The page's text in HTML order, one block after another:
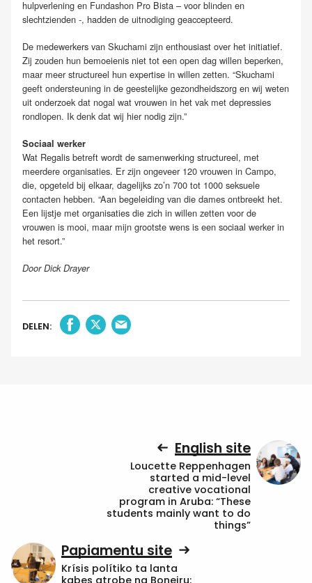
hulpverlening en Fundashon Pro Bista – voor blinden en
slechtzienden -, hadden de uitnodiging geaccepteerd.
De medewerkers van Skuchami zijn enthousiast over het initiatief.
Zij zouden hun bemoeienis niet tot een open dag willen beperken,
maar meer structureel hun expertise in willen zetten. “Skuchami
geeft ondersteuning in de geestelijke gezondheidszorg en wij weten
uit onderzoek dat nogal wat vrouwen in het vak met depressies
rondlopen. Ik denk dat wij hier nodig zijn.”
Sociaal werker
Wat Regalis betreft wordt de samenwerking structureel, met
meerdere organisaties. Er zijn ongeveer 120 vrouwen in Campo,
die, opgeteld bij elkaar, dagelijks zo’n 700 tot 1000 seksuele
contacten hebben. “Aan begeleiding van die dames ontbreekt het.
Een lijstje met organisaties die zich in willen zetten voor de
vrouwen is mooi, maar mijn grootste wens is een sociaal werker in
het resort.”
Door Dick Drayer
DELEN:
English site
Loucette Reppenhagen
started a mid-level
creative vocational
program in Aruba: “These
students mainly want to do
things”
Papiamentu site
Krísis polítiko ta lanta
kabes atrobe na Boneiru: